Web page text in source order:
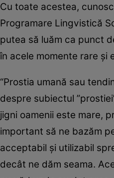
Cu toate acestea,
Programare Lingvistică
putea să luăm ca punct
în acele momente rare și
“Prostia umană sau
despre subiectul
jigni oamenii este mare,
important să ne bazăm
acceptabil și utilizabil
decât ne dăm seama.